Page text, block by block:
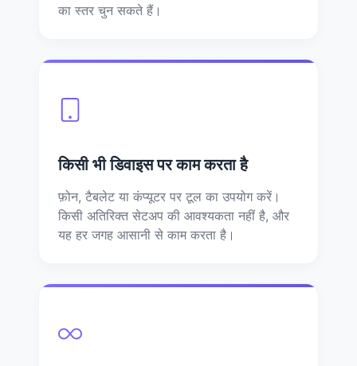
का स्तर चुन सकते हैं।
किसी भी डिवाइस पर काम करता है
फ़ोन, टैबलेट या कंप्यूटर पर टूल का उपयोग करें।
किसी अतिरिक्त सेटअप की आवश्यकता नहीं है, और
यह हर जगह आसानी से काम करता है।